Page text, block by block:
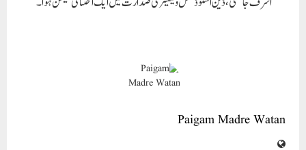
Paigam Madre Watan